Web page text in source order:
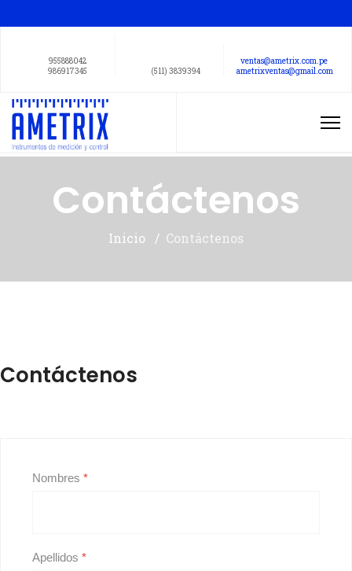
955888042
986917345
(511) 3839394
ventas@ametrix.com.pe
ametrixventas@gmail.com
Contáctenos
Inicio Contáctenos
Contáctenos
Nombres *
Apellidos *